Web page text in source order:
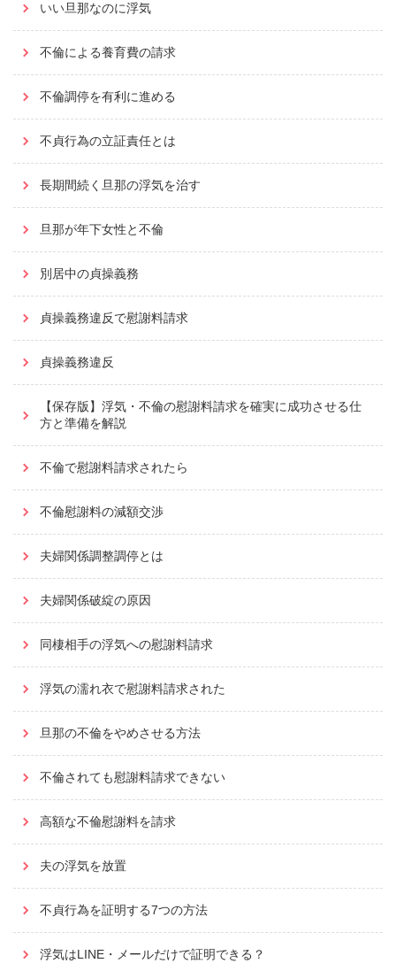
いい旦那なのに浮気
不倫による養育費の請求
不倫調停を有利に進める
不貞行為の立証責任とは
長期間続く旦那の浮気を治す
旦那が年下女性と不倫
別居中の貞操義務
貞操義務違反で慰謝料請求
貞操義務違反
【保存版】浮気・不倫の慰謝料請求を確実に成功させる仕
方と準備を解説
不倫で慰謝料請求されたら
不倫慰謝料の減額交渉
夫婦関係調整調停とは
夫婦関係破綻の原因
同棲相手の浮気への慰謝料請求
浮気の濡れ衣で慰謝料請求された
旦那の不倫をやめさせる方法
不倫されても慰謝料請求できない
高額な不倫慰謝料を請求
夫の浮気を放置
不貞行為を証明する7つの方法
浮気はLINE・メールだけで証明できる？